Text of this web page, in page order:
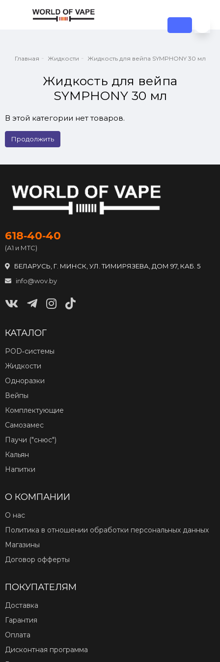
Главная Жидкости Жидкость для вейпа SYMPHONY 30 мл
Жидкость для вейпа
SYMPHONY 30 мл
В этой категории нет товаров.
Продолжить
618‑40‑40
(А1 и МТС)
БЕЛАРУСЬ, Г. МИНСК, УЛ. ТИМИРЯЗЕВА, ДОМ 97, КАБ. 5
info@wov.by
КАТАЛОГ
POD‑системы
Жидкости
Одноразки
Вейпы
Комплектующие
Самозамес
Паучи ("снюс")
Кальян
Напитки
О КОМПАНИИ
О нас
Политика в отношении обработки персональных данных
Магазины
Договор офферты
ПОКУПАТЕЛЯМ
Доставка
Гарантия
Оплата
Дисконтная программа